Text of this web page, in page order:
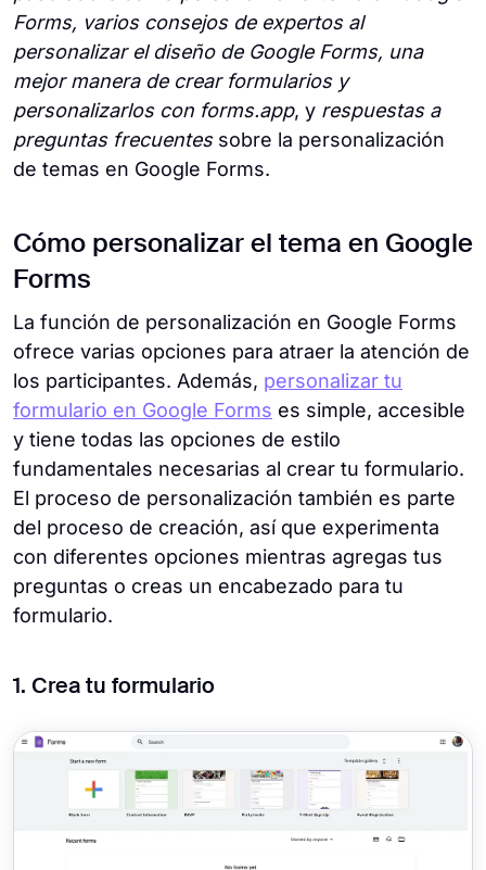
Forms, varios consejos de expertos al
personalizar el diseño de Google Forms, una
mejor manera de crear formularios y
personalizarlos con forms.app, y respuestas a
preguntas frecuentessobre la personalización
de temas en Google Forms.
Cómo personalizar el tema en Google
Forms
La función de personalización en Google Forms
ofrece varias opciones para atraer la atención de
los participantes. Además, personalizar tu
formulario en Google Forms es simple, accesible
y tiene todas las opciones de estilo
fundamentales necesarias al crear tu formulario.
El proceso de personalización también es parte
del proceso de creación, así que experimenta
con diferentes opciones mientras agregas tus
preguntas o creas un encabezado para tu
formulario.
1. Crea tu formulario